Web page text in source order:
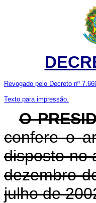
Revogado pelo Decreto nº
Texto para impressão.
O
confere o
disposto no
dezembro
julho de